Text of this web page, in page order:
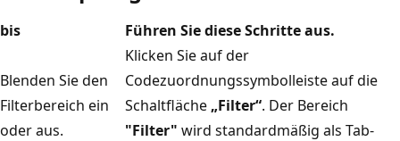
bis Führen Sie diese Schritte aus.
Blenden Sie den
Filterbereich ein
oder aus.
Klicken Sie auf der
Codezuordnungssymbolleiste auf die
Schaltfläche „Filter“. Der Bereich
"Filter" wird standardmäßig als Tab-